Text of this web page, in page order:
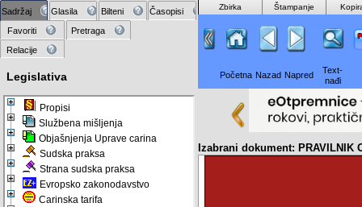
Sadržaj Glasila Bilteni
Časopisi
Favoriti
Pretraga
Relacije
Legislativa
Propisi
Službena mišljenja
Objašnjenja Uprave carina
Sudska praksa
Strana sudska praksa
Evropsko zakonodavstvo
Carinska tarifa
Zbirka Štampanje
Početna Nazad Napred
Text-
nađi
Izabrani dokument: PRAVILNIK